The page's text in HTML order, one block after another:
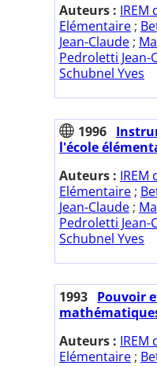
Auteurs : IREM
Elémentaire ;
Jean-Claude ;
Pedroletti Jean-
Schubnel Yves
1996
l'école
Auteurs : IREM
Elémentaire ;
Jean-Claude ;
Pedroletti Jean-
Schubnel Yves
1993 Pouvoir
Auteurs : IREM
Elémentaire ;